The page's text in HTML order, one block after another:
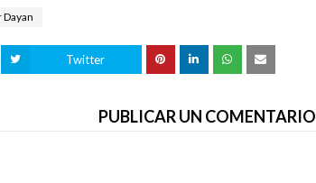
Dayan
Twitter
PUBLICAR UN COMENTARIO